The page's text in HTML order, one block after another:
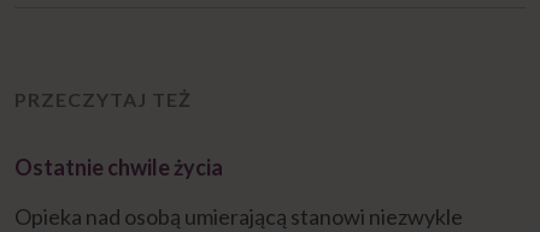
PRZECZYTAJ TEŻ
Ostatnie chwile życia
Opieka nad osobą umierającą stanowi niezwykle